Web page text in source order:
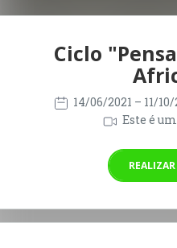
Ciclo
14/06/2021 – 11/10/
Este é